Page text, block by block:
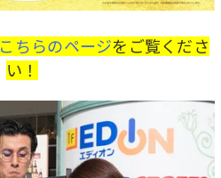
こちらのページをご覧くださ
い！